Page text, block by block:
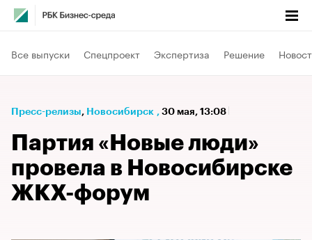
Все выпуски Спецпроект Экспертиза Решение
Пресс-релизы⁠, Новосибирск , 30 мая, 13:08
Партия «Новые люди»
провела в Новосибирске
ЖКХ-форум